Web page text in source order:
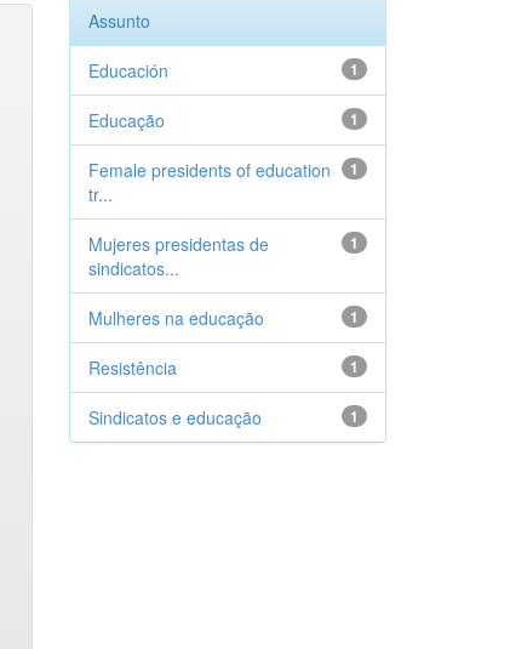
Assunto
1
Educación
1
Educação
1
Female presidents of education
tr...
1
Mujeres presidentas de
sindicatos...
1
Mulheres na educação
1
Resistência
1
Sindicatos e educação